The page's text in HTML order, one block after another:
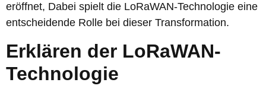
eröffnet, Dabei spielt die LoRaWAN-Technologie eine
entscheidende Rolle bei dieser Transformation.
Erklären der LoRaWAN-
Technologie